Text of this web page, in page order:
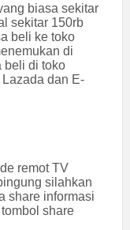
biasa sekitar
sekitar 150rb
beli ke toko
di
beli di toko
dan E-
remot TV
silahkan
share informasi
share